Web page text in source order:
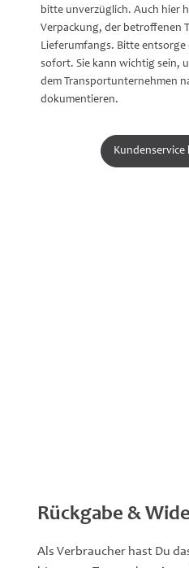
bitte unverzüglich. Auch hier
Verpackung, der betroffenen
Lieferumfangs. Bitte entsorge
sofort. Sie kann wichtig sein,
dem Transportunternehmen
dokumentieren.
Rückgabe &
Als Verbraucher hast Du